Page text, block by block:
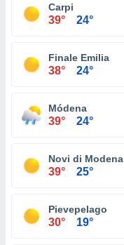
Carpi
39° 24°
Finale Emilia
38° 24°
Módena
39° 24°
Novi di Modena
39° 25°
Pievepelago
30° 19°